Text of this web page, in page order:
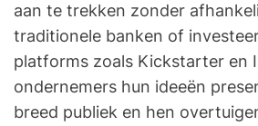
aan te trekken zonder
traditionele banken of
platforms zoals Kickstarter en
ondernemers hun ideeën
breed publiek en hen